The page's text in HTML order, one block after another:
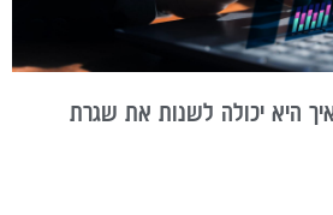
היא יכולה לשנות את שגרת